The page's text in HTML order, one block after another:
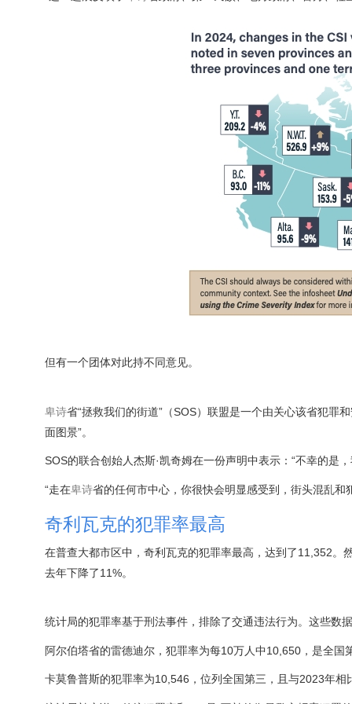
但有一个团体对此持不同意见。
卑诗省“拯救我们的街道”（SOS）联盟是一个由关心该省犯罪
面图景”。
SOS的联合创始人杰斯·凯奇姆在一份声明中表示：“不幸的是
“走在卑诗省的任何市中心，你很快会明显感受到，街头混乱和
奇利瓦克的犯罪率最高
在普查大都市区中，奇利瓦克的犯罪率最高，达到了11,352
去年下降了11%。
统计局的犯罪率基于刑法事件，排除了交通违法行为。这些数
阿尔伯塔省的雷德迪尔，犯罪率为每10万人中10,650，是全国
卡莫鲁普斯的犯罪率为10,546，位列全国第三，且与2023年相